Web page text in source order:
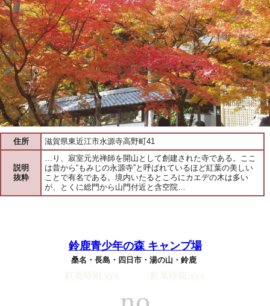
住所 滋賀県東近江市永源寺高野町41
説明
抜粋
…り、寂室元光禅師を開山として創建された寺である。ここ
は昔から“もみじの永源寺”と呼ばれているほど紅葉の美しい
ことで有名である。境内いたるところにカエデの木は多い
が、とくに総門から山門付近と含空院…
鈴鹿青少年の森 キャンプ場
桑名・長島・四日市・湯の山・鈴鹿